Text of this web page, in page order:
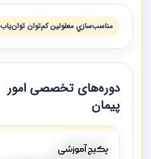
مناسب‌سازي معلولين كم‌توان توان‌ياب
دوره‌های تخصصی امور
پیمان